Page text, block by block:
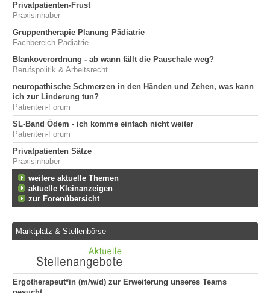
Privatpatienten-Frust
Praxisinhaber
Gruppentherapie Planung Pädiatrie
Fachbereich Pädiatrie
Blankoverordnung - ab wann fällt die Pauschale weg?
Berufspolitik & Arbeitsrecht
neuropathische Schmerzen in den Händen und Zehen, was kann
ich zur Linderung tun?
Patienten-Forum
SL-Band Ödem - ich komme einfach nicht weiter
Patienten-Forum
Privatpatienten Sätze
Praxisinhaber
weitere aktuelle Themen
aktuelle Kleinanzeigen
zur Forenübersicht
Marktplatz & Stellenbörse
Ergotherapeut*in (m/w/d) zur Erweiterung unseres Teams